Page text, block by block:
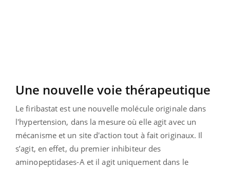
Une nouvelle voie thérapeutique
Le firibastat est une nouvelle molécule originale dans
l'hypertension, dans la mesure où elle agit avec un
mécanisme et un site d'action tout à fait originaux. Il
s’agit, en effet, du premier inhibiteur des
aminopeptidases-A et il agit uniquement dans le